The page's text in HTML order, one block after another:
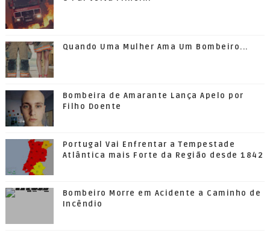
Quando Uma Mulher Ama Um Bombeiro...
Bombeira de Amarante Lança Apelo por
Filho Doente
Portugal Vai Enfrentar a Tempestade
Atlântica mais Forte da Região desde 1842
Bombeiro Morre em Acidente a Caminho de
Incêndio